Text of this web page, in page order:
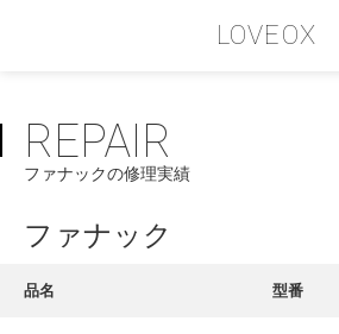
LOVEOX
PHILOSOPHY
フィロソフィー
COMPANY PROFILE
REPAIR
ファナックの修理実績
ファナック
品名 型番